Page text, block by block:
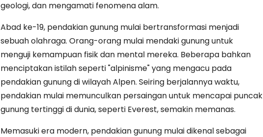
geologi, dan mengamati fenomena alam.
Abad ke-19, pendakian gunung mulai bertransformasi menjadi
sebuah olahraga. Orang-orang mulai mendaki gunung untuk
menguji kemampuan fisik dan mental mereka. Beberapa bahkan
menciptakanistilah seperti "alpinisme" yang mengacu pada
pendakian gunung di wilayah Alpen. Seiring berjalannya waktu,
pendakian mulai memunculkan persaingan untuk mencapai puncak
gunung tertinggi di dunia, seperti Everest, semakin memanas.
Memasuki era modern, pendakian gunung mulai dikenal sebagai